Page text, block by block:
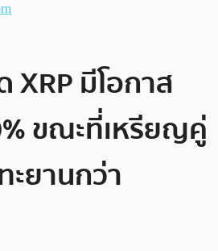
XRP มีโอกาส
ขณะที่เหรียญคู่
ยานกว่า